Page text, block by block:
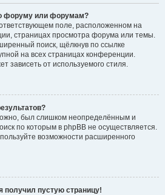
форуму или форумам?
поле, расположенном на
страницах просмотра форума или темы.
поиск, щёлкнув по ссылке
на всех страницах конференции.
зависеть от используемого стиля.
был слишком неопределённым и
по которым в phpBB не осуществляется.
возможности расширенного
получил пустую страницу!